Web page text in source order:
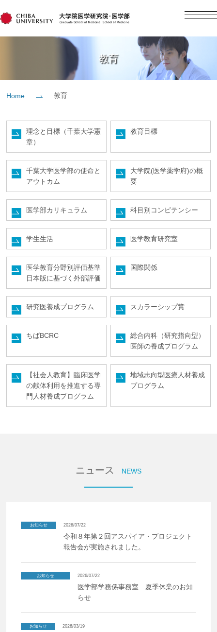
日本語
入学案内
お問い合わせ交通アクセス
教育
Home 教育
理念と目標（千葉大学憲
章）
教育目標
千葉大学医学部の使命と
アウトカム
大学院(医学薬学府)の概
要
医学部カリキュラム 科目別コンピテンシー
学生生活 医学教育研究室
医学教育分野別評価基準
日本版に基づく外部評価
国際関係
研究医養成プログラム スカラーシップ賞
ちばBCRC
総合内科（研究指向型）
医師の養成プログラム
【社会人教育】臨床医学
の献体利用を推進する専
門人材養成プログラム
地域志向型医療人材養成
プログラム
ニュース NEWS
お知らせ 2026/07/22
令和８年第２回アスパイア・プロジェクト
報告会が実施されました。
お知らせ 2026/07/22
医学部学務係事務室 夏季休業のお知
らせ
お知らせ 2026/03/19